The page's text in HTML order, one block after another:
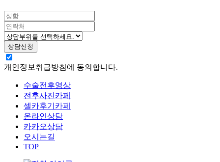
개인정보취급방침에 동의합니다.
수술전후영상
전후사진카페
셀카후기카페
온라인상담
카카오상담
오시는길
TOP